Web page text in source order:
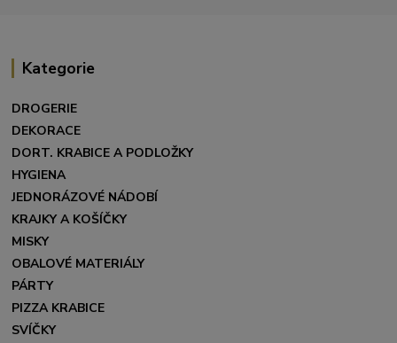
Kategorie
DROGERIE
DEKORACE
DORT. KRABICE A PODLOŽKY
HYGIENA
JEDNORÁZOVÉ NÁDOBÍ
KRAJKY A KOŠÍČKY
MISKY
OBALOVÉ MATERIÁLY
PÁRTY
PIZZA KRABICE
SVÍČKY